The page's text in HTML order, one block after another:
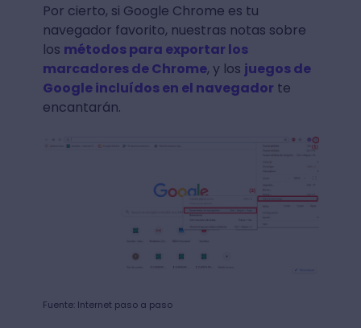
Por cierto, si Google Chrome es tu
navegador favorito, nuestras notas sobre
los métodos para exportar los
marcadores de Chrome, y los juegos de
Google incluídos en el navegador te
encantarán.
Fuente: Internet paso a paso